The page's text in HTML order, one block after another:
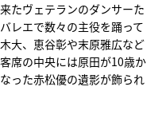
たヴェテランのダンサーた
レエで数々の主役を踊って
大、恵谷彰や末原雅広など
席の中央には原田が10歳か
った赤松優の遺影が飾られ